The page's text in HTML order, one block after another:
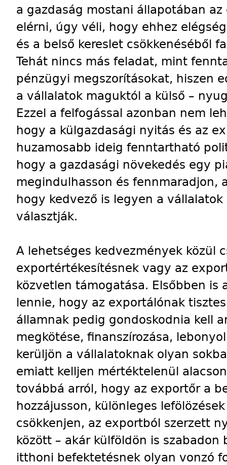
a gazdaság mostani állapotában
elérni, úgy véli, hogy ehhez
és a belső kereslet csökkenéséből
Tehát nincs más feladat, mint
pénzügyi megszorításokat, hiszen
a vállalatok maguktól a külső –
Ezzel a felfogással azonban nem
hogy a külgazdasági nyitás és az
huzamosabb ideig fenntartható
hogy a gazdasági növekedés egy
megindulhasson és fennmaradjon,
hogy kedvező is legyen a
választják.
A lehetséges kedvezmények közül
exportértékesítésnek vagy az
közvetlen támogatása. Elsőbben is
lennie, hogy az exportálónak
államnak pedig gondoskodnia kell
megkötése, finanszírozása,
kerüljön a vállalatoknak olyan
emiatt kelljen mértéktelenül
továbbá arról, hogy az exportőr a
hozzájusson, különleges
csökkenjen, az exportból szerzett
között – akár külföldön is
itthoni befektetésnek olyan vonzó